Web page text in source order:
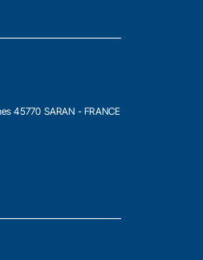
45770 SARAN - FRANCE